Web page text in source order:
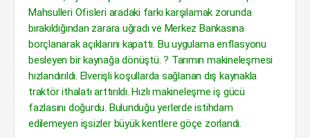
Mahsulleri Ofisleri aradaki farkı karşılamak zorunda
bırakıldığından zarara uğradı ve Merkez Bankasına
borçlanarak açıklarını kapattı. Bu uygulama enflasyonu
besleyen bir kaynağa dönüştü. ? Tarımın makineleşmesi
hızlandırıldı. Elverişli koşullarda sağlanan dış kaynakla
traktör ithalatı arttırıldı. Hızlı makineleşme iş gücü
fazlasını doğurdu. Bulunduğu yerlerde istihdam
edilemeyen işsizler büyük kentlere göçe zorlandı.